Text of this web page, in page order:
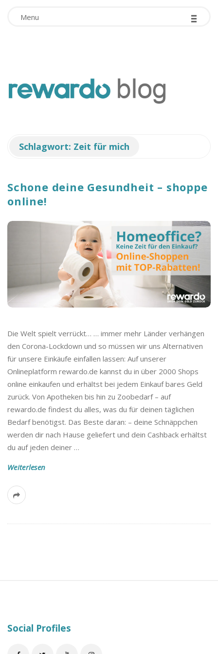
Menu
-
-
-
r
w
r
d
o
a
s
h
b
a
c
k
B
l
o
g
Schlagwort: Zeit für mich
Schone deine Gesundheit – shoppe
online!
Die Welt spielt verrückt… … immer mehr Länder verhängen
den Corona-Lockdown und so müssen wir uns Alternativen
für unsere Einkäufe einfallen lassen: Auf unserer
Onlineplatform rewardo.de kannst du in über 2000 Shops
online einkaufen und erhältst bei jedem Einkauf bares Geld
zurück. Von Apotheken bis hin zu Zoobedarf – auf
rewardo.de findest du alles, was du für deinen täglichen
Bedarf benötigst. Das Beste daran: – deine Schnäppchen
werden dir nach Hause geliefert und dein Cashback erhältst
du auf jeden deiner …
Weiterlesen
Social Profiles